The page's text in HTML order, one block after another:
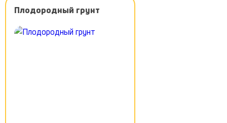
Плодородный грунт